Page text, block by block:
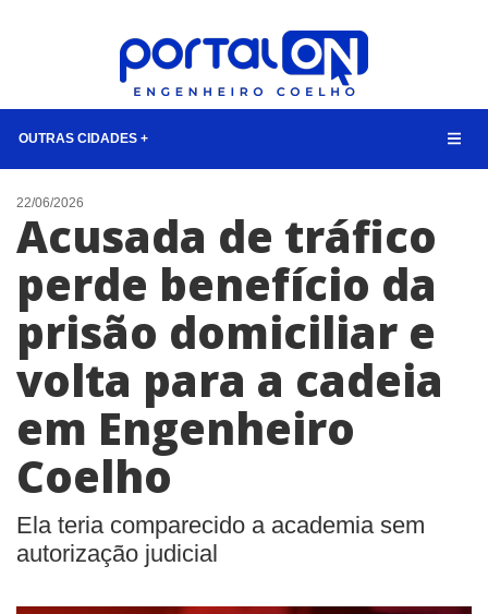
OUTRAS CIDADES +
NOTÍCIAS
LISTA DIGITAL
TELEFONES ÚTEIS
CONTATO
ANUNCIE
22/06/2026
Acusada de tráfico
perde benefício da
prisão domiciliar e
volta para a cadeia
em Engenheiro
Coelho
Ela teria comparecido a academia sem
autorização judicial